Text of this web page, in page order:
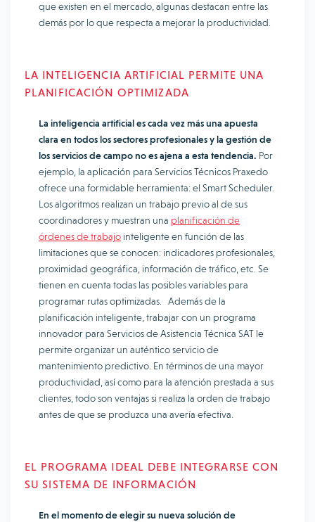
que existen en el mercado, algunas destacan entre las
demás por lo que respecta a mejorar la productividad.
LA INTELIGENCIA ARTIFICIAL PERMITE UNA
PLANIFICACIÓN OPTIMIZADA
La inteligencia artificial es cada vez más una apuesta
clara en todos los sectores profesionales y la gestión de
los servicios de campo no es ajena a esta tendencia. Por
ejemplo, la aplicación para Servicios Técnicos Praxedo
ofrece una formidable herramienta: el Smart Scheduler.
Los algoritmos realizan un trabajo previo al de sus
coordinadores y muestran una planificación de
órdenes de trabajo inteligente en función de las
limitaciones que se conocen: indicadores profesionales,
proximidad geográfica, información de tráfico, etc. Se
tienen en cuenta todas las posibles variables para
programar rutas optimizadas. Además de la
planificación inteligente, trabajar con un programa
innovador para Servicios de Asistencia Técnica SAT le
permite organizar un auténtico servicio de
mantenimiento predictivo. En términos de una mayor
productividad, así como para la atención prestada a sus
clientes, todo son ventajas si realiza la orden de trabajo
antes de que se produzca una avería efectiva.
EL PROGRAMA IDEAL DEBE INTEGRARSE CON
SU SISTEMA DE INFORMACIÓN
En el momento de elegir su nueva solución de